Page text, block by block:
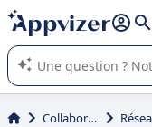
répondre (plusieurs
L'IA de Appvizer vous
logiciel SaaS en
Collaboration